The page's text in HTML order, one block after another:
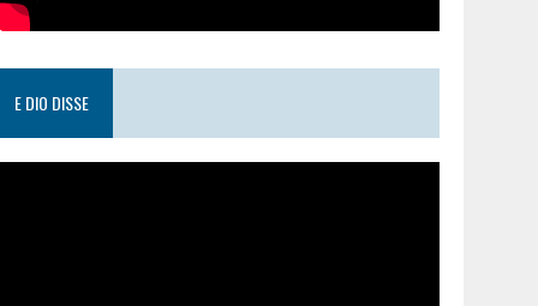
E DIO DISSE